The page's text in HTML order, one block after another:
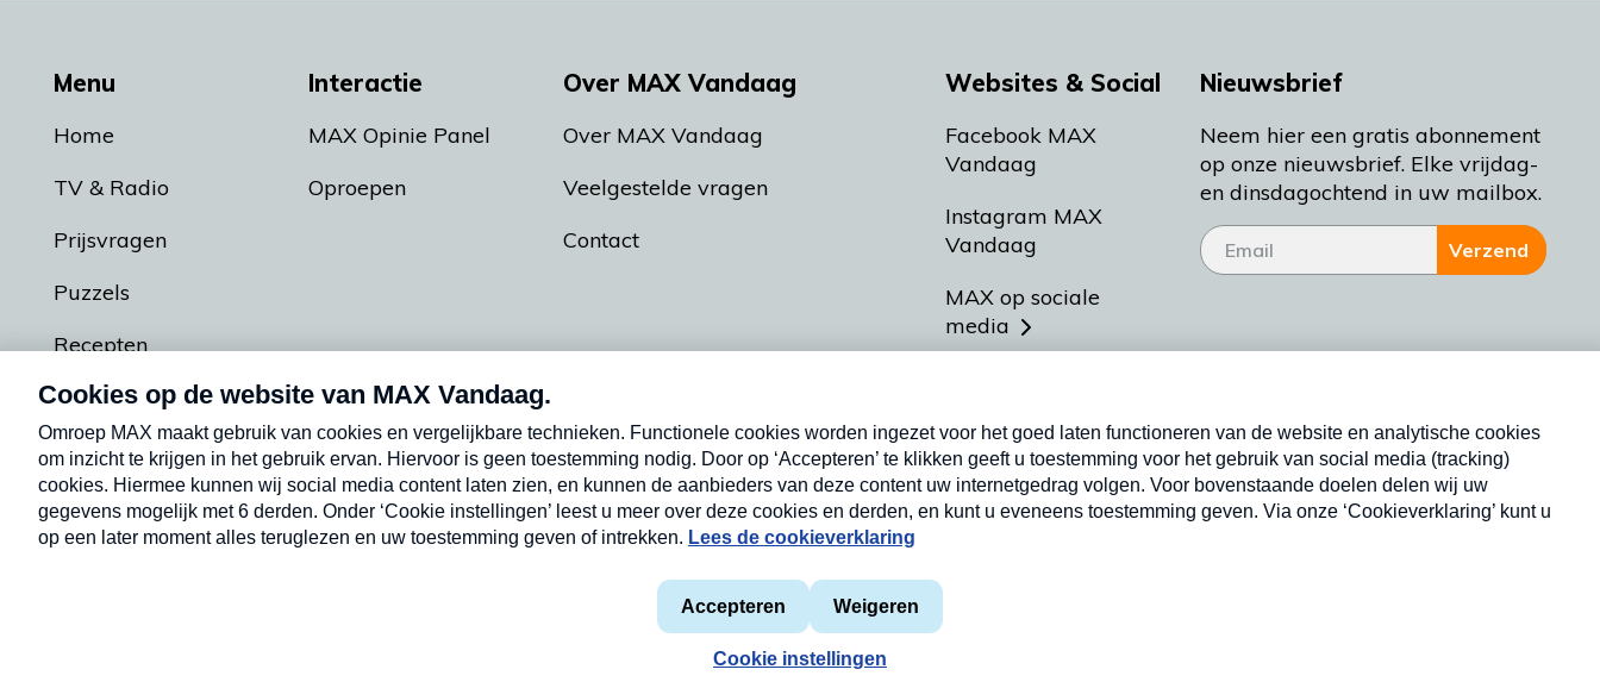
Menu
Home
TV & Radio
Prijsvragen
Puzzels
Recepten
Podcasts
Interactie
MAX Opinie Panel
Oproepen
Over MAX Vandaag
Over MAX Vandaag
Veelgestelde vragen
Contact
Websites & Social
Facebook MAX
Vandaag
Instagram MAX
Vandaag
MAX op sociale
media
Meldpunt Actueel
Heel Holland Bakt
Nieuwsbrief
Neem hier een gratis abonnement
op onze nieuwsbrief. Elke vrijdag-
en dinsdagochtend in uw mailbox.
Verzend
Privacyverklaring
Cookieverklaring
Nieuwsbrief
Neem hier een gratis abonnement op onze